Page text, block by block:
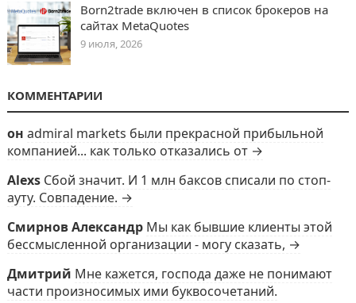
Born2trade включен в список брокеров на
сайтах MetaQuotes
9 июля, 2026
КОММЕНТАРИИ
он admiral markets были прекрасной прибыльной
компанией... как только отказались от →
Alexs Сбой значит. И 1 млн баксов списали по стоп-
ауту. Совпадение. →
Смирнов Александр Мы как бывшие клиенты этой
бессмысленной организации - могу сказать, →
Дмитрий Мне кажется, господа даже не понимают
части произносимых ими буквосочетаний.